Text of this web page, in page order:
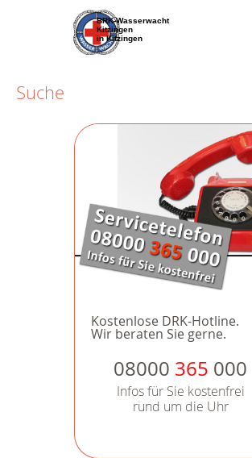
BRK-Wasserwacht
Kitzingen
in Kitzingen
Suche
Kostenlose DRK-Hotline.
Wir beraten Sie gerne.
08000 365 000
Infos für Sie kostenfrei
rund um die Uhr